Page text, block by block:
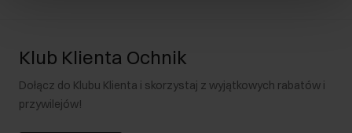
Klub Klienta Ochnik
Dołącz do Klubu Klienta i skorzystaj z wyjątkowych rabatów i
przywilejów!